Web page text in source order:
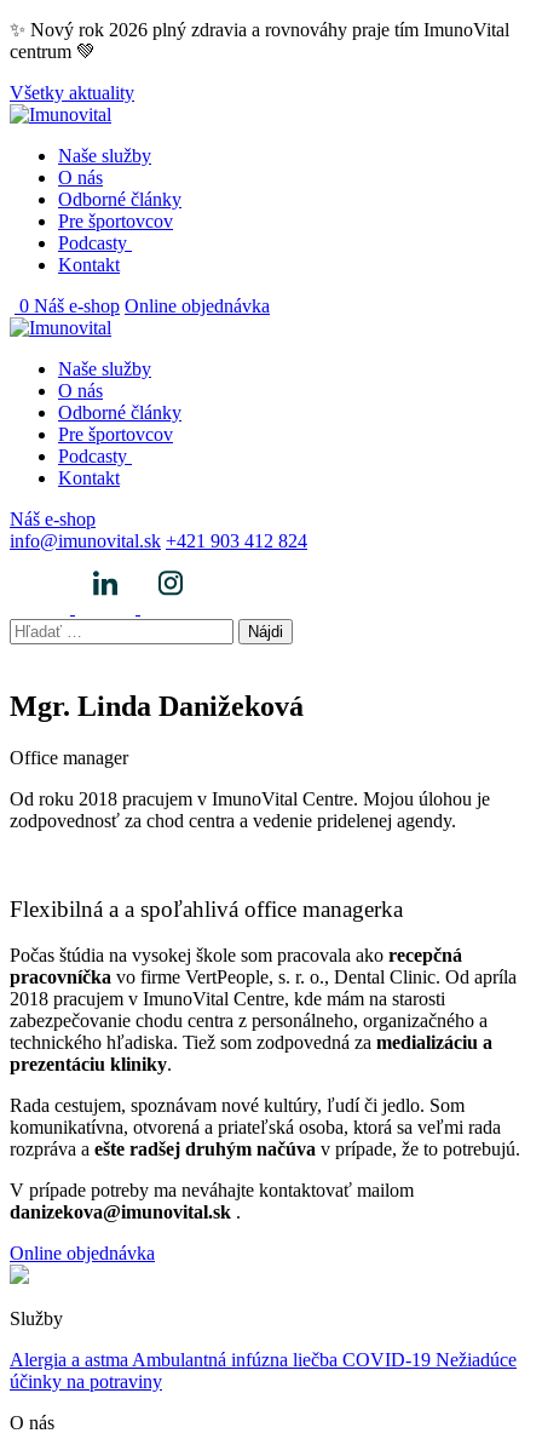
Skip
to
✨ Nový rok 2026 plný zdravia a rovnováhy praje tím ImunoVital
centrum 💚
Všetky aktuality
Naše služby
O nás
Odborné články
Pre športovcov
Podcasty
Kontakt
0 Náš e-shop Online objednávka
Naše služby
O nás
Odborné články
Pre športovcov
Podcasty
Kontakt
Náš e-shop
info@imunovital.sk +421 903 412 824
Hľadať:
Mgr. Linda Danižeková
Office manager
Od roku 2018 pracujem v ImunoVital Centre. Mojou úlohou je
zodpovednosť za chod centra a vedenie pridelenej agendy.
Flexibilná a a spoľahlivá office managerka
Počas štúdia na vysokej škole som pracovala ako recepčná
pracovníčka vo firme VertPeople, s. r. o., Dental Clinic. Od apríla
2018 pracujem v ImunoVital Centre, kde mám na starosti
zabezpečovanie chodu centra z personálneho, organizačného a
technického hľadiska. Tiež som zodpovedná za medializáciu a
prezentáciu kliniky.
Rada cestujem, spoznávam nové kultúry, ľudí či jedlo. Som
komunikatívna, otvorená a priateľská osoba, ktorá sa veľmi rada
rozpráva a ešte radšej druhým načúva v prípade, že to potrebujú.
V prípade potreby ma neváhajte kontaktovať mailom
danizekova@imunovital.sk .
Online objednávka
Služby
Alergia a astma Ambulantná infúzna liečba COVID-19 Nežiadúce
účinky na potraviny
O nás